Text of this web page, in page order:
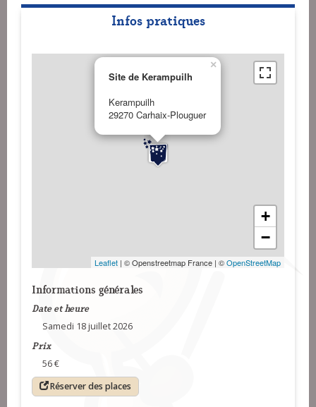
Infos pratiques
Site de Kerampuilh
Kerampuilh
29270 Carhaix-Plouguer
×
+
−
Leaflet | © Openstreetmap France | ©OpenStreetMap
Informations générales
Date et heure
Samedi 18 juillet 2026
Prix
56 €
Réserver des places